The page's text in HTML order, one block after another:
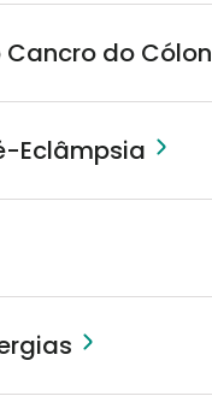
Cancro do Cólon
Eclâmpsia